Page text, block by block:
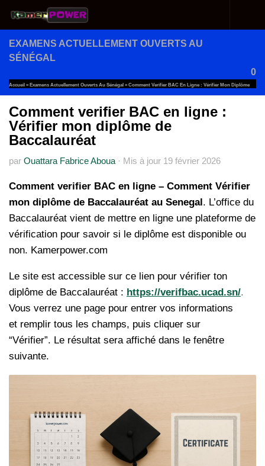
Au dessous du contenu
EXAMENS ACTUELLEMENT OUVERTS AU
SÉNÉGAL
0
Accueil » Examens Actuellement Ouverts Au Sénégal » Comment Verifier BAC En Ligne : Vérifier Mon Diplôme
De Baccalauréat
Comment verifier BAC en ligne :
Vérifier mon diplôme de
Baccalauréat
par Ouattara Fabrice Aboua · Mis à jour 19 février 2026
Comment verifier BAC en ligne – Comment Vérifier
mon diplôme de Baccalauréat au Senegal. L’office du
Baccalauréat vient de mettre en ligne une plateforme de
vérification pour savoir si le diplôme est disponible ou
non. Kamerpower.com
Le site est accessible sur ce lien pour vérifier ton
diplôme de Baccalauréat : https://verifbac.ucad.sn/.
Vous verrez une page pour entrer vos informations
et remplir tous les champs, puis cliquer sur
“Vérifier”. Le résultat sera affiché dans le fenêtre
suivante.